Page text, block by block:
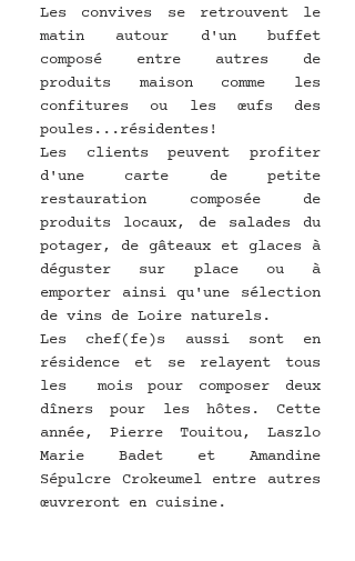
Les convives se retrouvent le
matin autour d'un buffet
composé entre autres de
produits maison comme les
confitures ou les œufs des
poules...résidentes!
Les clients peuvent profiter
d'une carte de petite
restauration composée de
produits locaux, de salades du
potager, de gâteaux et glaces à
déguster sur place ou à
emporter ainsi qu'une sélection
de vins de Loire naturels.
Les chef(fe)s aussi sont en
résidence et se relayent tous
les  mois pour composer deux
dîners pour les hôtes. Cette
année, Pierre Touitou, Laszlo
Marie Badet et Amandine
Sépulcre Crokeumel entre autres
œuvreront en cuisine.